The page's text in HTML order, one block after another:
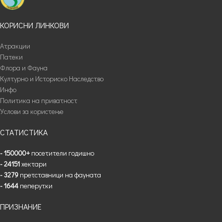
КОРИСНИ ЛИНКОВИ
Атракции
Патеки
Флора и Фауна
Културно и Историско Наследство
Инфо
Политика на приватност
Услови за користење
СТАТИСТИКА
- 150000+ посетители годишно
- 24151хектари
- 3279 претставници на фауната
- 1644 пеперутки
ПРИЗНАНИЕ